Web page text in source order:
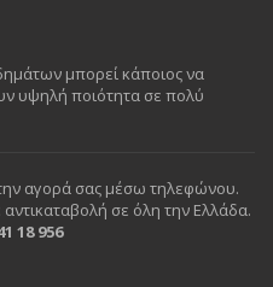
μπορεί κάποιος να
υψηλή ποιότητα σε πολύ
αγορά σας μέσω τηλεφώνου.
σε όλη την Ελλάδα.
18 956